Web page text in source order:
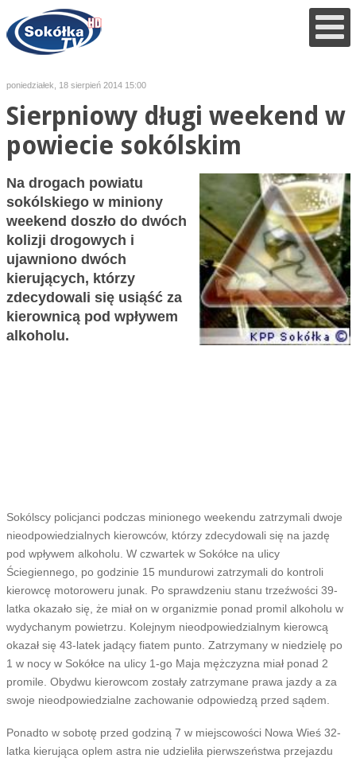
poniedziałek, 18 sierpień 2014 15:00
Sierpniowy długi weekend w
powiecie sokólskim
Na drogach powiatu
sokólskiego w miniony
weekend doszło do dwóch
kolizji drogowych i
ujawniono dwóch
kierujących, którzy
zdecydowali się usiąść za
kierownicą pod wpływem
alkoholu.
Sokólscy policjanci podczas minionego weekendu zatrzymali dwoje
nieodpowiedzialnych kierowców, którzy zdecydowali się na jazdę
pod wpływem alkoholu. W czwartek w Sokółce na ulicy
Ściegiennego, po godzinie 15 mundurowi zatrzymali do kontroli
kierowcę motoroweru junak. Po sprawdzeniu stanu trzeźwości 39-
latka okazało się, że miał on w organizmie ponad promil alkoholu w
wydychanym powietrzu. Kolejnym nieodpowiedzialnym kierowcą
okazał się 43-latek jadący fiatem punto. Zatrzymany w niedzielę po
1 w nocy w Sokółce na ulicy 1-go Maja mężczyzna miał ponad 2
promile. Obydwu kierowcom zostały zatrzymane prawa jazdy a za
swoje nieodpowiedzialne zachowanie odpowiedzą przed sądem.
Ponadto w sobotę przed godziną 7 w miejscowości Nowa Wieś 32-
latka kierująca oplem astra nie udzieliła pierwszeństwa przejazdu